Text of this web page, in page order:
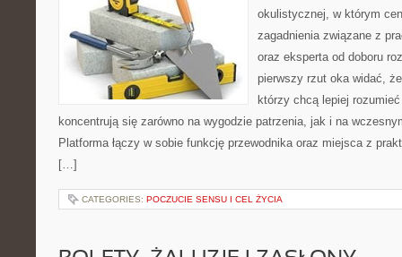
okulistycznej, w którym
zagadnienia związane z
oraz eksperta od doboru
pierwszy rzut oka widać,
którzy chcą lepiej
koncentrują się zarówno na wygodzie patrzenia, jak i na
Platforma łączy w sobie funkcję przewodnika oraz miejsca z
[…]
CATEGORIES: POCZUCIE SENSU I CEL ŻYCIA